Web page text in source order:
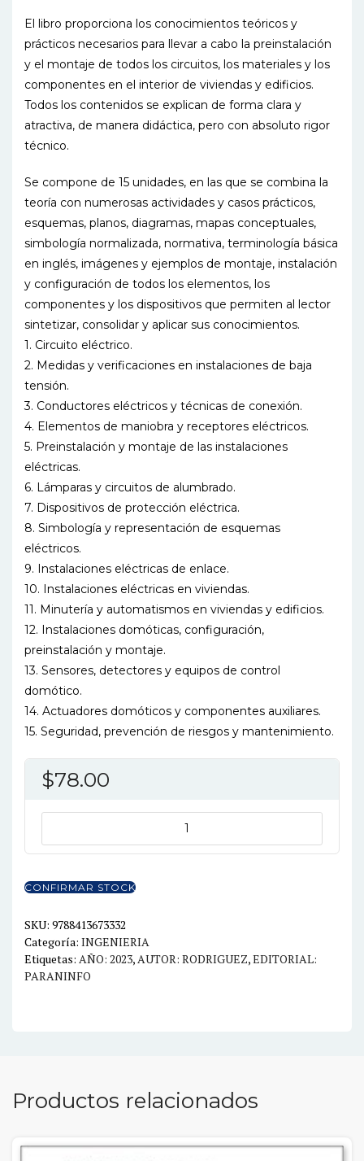
El libro proporciona los conocimientos teóricos y
prácticos necesarios para llevar a cabo la preinstalación
y el montaje de todos los circuitos, los materiales y los
componentes en el interior de viviendas y edificios.
Todos los contenidos se explican de forma clara y
atractiva, de manera didáctica, pero con absoluto rigor
técnico.
Se compone de 15 unidades, en las que se combina la
teoría con numerosas actividades y casos prácticos,
esquemas, planos, diagramas, mapas conceptuales,
simbología normalizada, normativa, terminología básica
en inglés, imágenes y ejemplos de montaje, instalación
y configuración de todos los elementos, los
componentes y los dispositivos que permiten al lector
sintetizar, consolidar y aplicar sus conocimientos.
1. Circuito eléctrico.
2. Medidas y verificaciones en instalaciones de baja
tensión.
3. Conductores eléctricos y técnicas de conexión.
4. Elementos de maniobra y receptores eléctricos.
5. Preinstalación y montaje de las instalaciones
eléctricas.
6. Lámparas y circuitos de alumbrado.
7. Dispositivos de protección eléctrica.
8. Simbología y representación de esquemas
eléctricos.
9. Instalaciones eléctricas de enlace.
10. Instalaciones eléctricas en viviendas.
11. Minutería y automatismos en viviendas y edificios.
12. Instalaciones domóticas, configuración,
preinstalación y montaje.
13. Sensores, detectores y equipos de control
domótico.
14. Actuadores domóticos y componentes auxiliares.
15. Seguridad, prevención de riesgos y mantenimiento.
$78.00
DOMOTICAS
INCLUYE
CASOS
PRACTICOS
cantidad
CONFIRMAR STOCK
SKU: 9788413673332
Categoría: INGENIERIA
Etiquetas: AÑO: 2023, AUTOR: RODRIGUEZ,EDITORIAL:
PARANINFO
Productos relacionados